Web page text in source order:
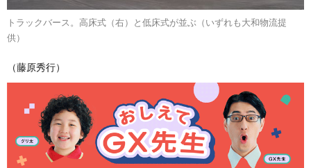
トラックバース。高床式（右）と低床式が並ぶ（いずれも大和物流提
供）
（藤原秀行）